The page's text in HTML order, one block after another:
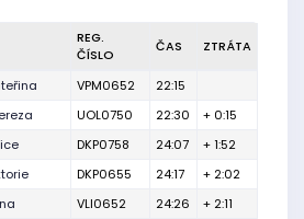
REG.
ČÍSLO
ČAS ZTRÁTA
VPM0652
22:15
UOL0750 22:30
+ 0:15
DKP0758 24:07
+ 1:52
DKP0655 24:17
+ 2:02
VLI0652 24:26
+ 2:11